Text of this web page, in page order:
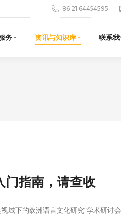
86 21 64454595
务 资讯与知识库 联系
指南，请查收
域下的欧洲语言文化研究”学术研讨